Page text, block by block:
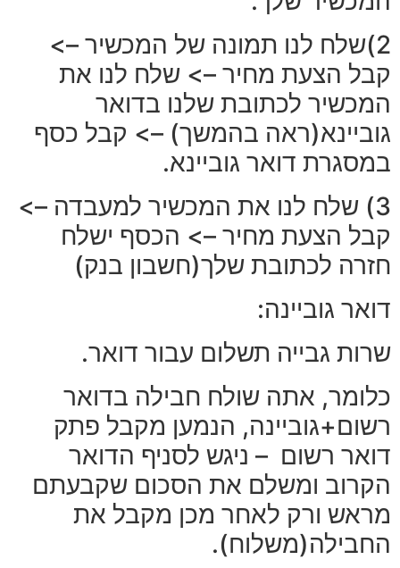
2)שלח לנו תמונה של המכשיר –>
קבל הצעת מחיר –> שלח לנו את
המכשיר לכתובת שלנו בדואר
גוביינא(ראה בהמשך) –> קבל כסף
במסגרת דואר גוביינא.
3) שלח לנו את המכשיר למעבדה –>
קבל הצעת מחיר –> הכסף ישלח
חזרה לכתובת שלך(חשבון בנק)
דואר גוביינה:
שרות גבייה תשלום עבור דואר.
כלומר, אתה שולח חבילה בדואר
רשום+גוביינה, הנמען מקבל פתק
דואר רשום – ניגש לסניף הדואר
הקרוב ומשלם את הסכום שקבעתם
מראש ורק לאחר מכן מקבל את
החבילה(משלוח).